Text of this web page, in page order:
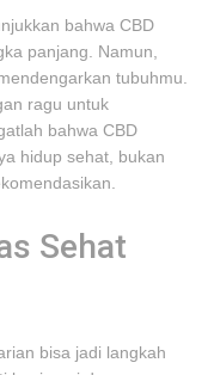
bahwa CBD
panjang. Namun,
tubuhmu.
ragu untuk
bahwa CBD
hidup sehat, bukan
Sehat
bisa jadi langkah